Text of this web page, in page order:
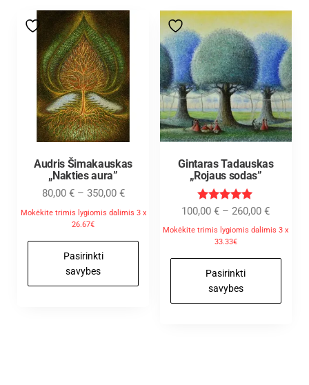
Audris Šimakauskas
„Nakties aura”
80,00 € – 350,00 €
Mokėkite trimis lygiomis dalimis 3 x
26.67€
Pasirinkti
savybes
Gintaras Tadauskas
„Rojaus sodas”
Įvertinimas
5.00
iš 5
100,00€ – 260,00€
Mokėkite trimis lygiomis dalimis 3 x
33.33€
Pasirinkti
savybes